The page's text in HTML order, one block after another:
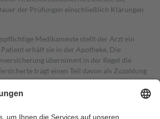
der Prüfungen einschließlich Klärungen
Medikamente stellt der Arzt ein
Patient erhält sie in der Apotheke. Die
übernimmt in der Regel die
trägt einen Teil davon als Zuzahlung
Mitglieder Zuzahlungen in Höhe von zehn
Es sind jedoch nie mehr als die tatsächlichen